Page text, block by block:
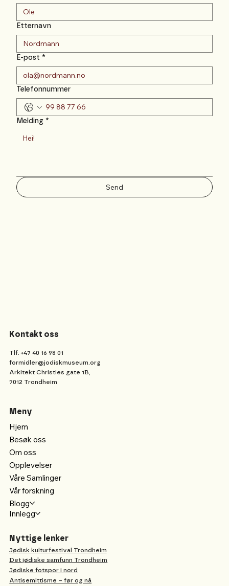
Kontakt oss
Tlf. +47 40 16 98 01
formidler@jodiskmuseum.org
Arkitekt Christies gate 1B,
7012 Trondheim
Meny
Hjem
Besøk oss
Om oss
Opplevelser
Våre Samlinger
Vår forskning
Blogg
Innlegg
Nyttige lenker
Jødisk kulturfestival Trondheim
Det jødiske samfunn Trondheim
Jødiske fotspor i nord
Antisemittisme – før og nå
Etternavn
E-post *
Telefonnummer
Melding *
Send